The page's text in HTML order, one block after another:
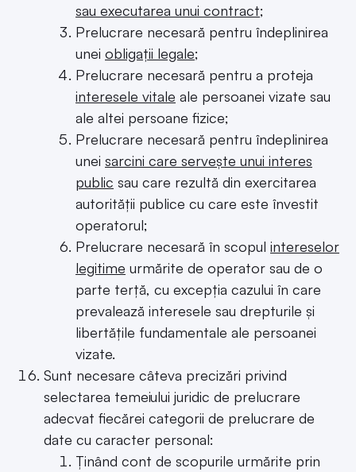
sau executarea unui contract;
Prelucrare necesară pentru îndeplinirea
unei obligații legale;
Prelucrare necesară pentru a proteja
interesele vitale ale persoanei vizate sau
ale altei persoane fizice;
Prelucrare necesară pentru îndeplinirea
unei sarcini care servește unui interes
public sau care rezultă din exercitarea
autorității publice cu care este învestit
operatorul;
Prelucrare necesară în scopul intereselor
legitime urmărite de operator sau de o
parte terță, cu excepția cazului în care
prevalează interesele sau drepturile și
libertățile fundamentale ale persoanei
vizate.
Sunt necesare câteva precizări privind
selectarea temeiului juridic de prelucrare
adecvat fiecărei categorii de prelucrare de
date cu caracter personal:
Ținând cont de scopurile urmărite prin